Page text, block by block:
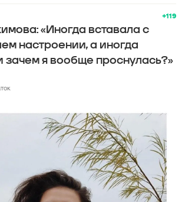
+119
«Иногда вставала с
настроении, а иногда
зачем я вообще проснулась?»